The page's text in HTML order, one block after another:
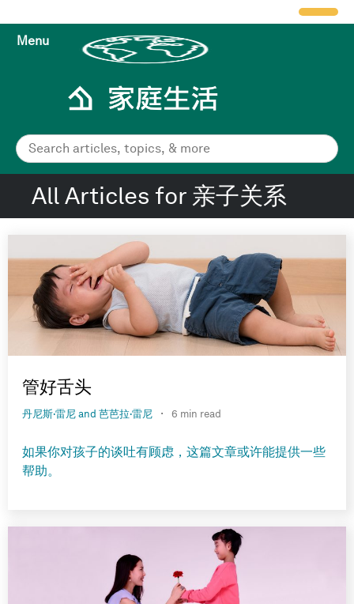
Menu
All Articles for 亲子关系
管好舌头
丹尼斯·雷尼 and 芭芭拉·雷尼 · 6 min read
如果你对孩子的谈吐有顾虑，这篇文章或许能提供一些
帮助。